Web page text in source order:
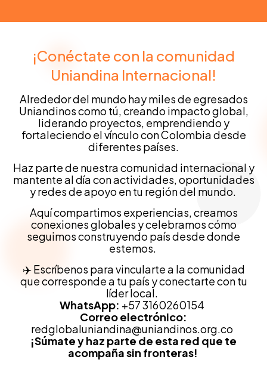
¡Conéctate con la comunidad
Uniandina Internacional!
Alrededor del mundo hay miles de egresados
Uniandinos como tú, creando impacto global,
liderando proyectos, emprendiendo y
fortaleciendo el vínculo con Colombia desde
diferentes países.
Haz parte de nuestra comunidad internacional y
mantente al día con actividades, oportunidades
y redes de apoyo en tu región del mundo.
Aquí compartimos experiencias, creamos
conexiones globales y celebramos cómo
seguimos construyendo país desde donde
estemos.
✈️ Escríbenos para vincularte a la comunidad
que corresponde a tu país y conectarte con tu
líder local.
WhatsApp: +57 3160260154
Correo electrónico:
redglobaluniandina@uniandinos.org.co
¡Súmate y haz parte de esta red que te
acompaña sin fronteras!